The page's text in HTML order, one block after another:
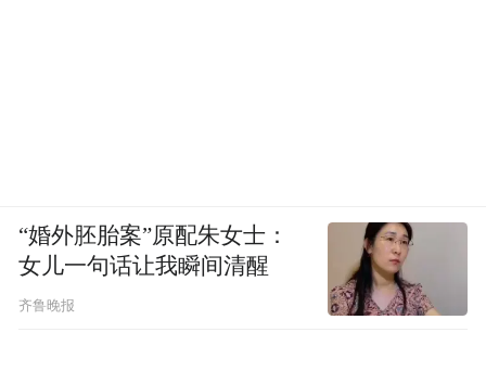
“婚外胚胎案”原配朱女士：
女儿一句话让我瞬间清醒
齐鲁晚报